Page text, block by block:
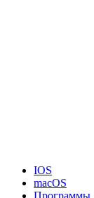
IOS
macOS
Программы